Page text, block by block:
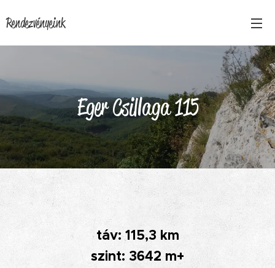
Rendezvényeink
Eger Csillaga 115
táv: 115,3 km
szint: 3642 m+